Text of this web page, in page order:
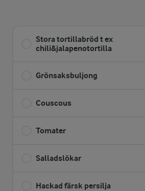
Stora tortillabröd t ex
chili&jalapenotortilla
Grönsaksbuljong
Couscous
Tomater
Salladslökar
Hackad färsk persilja